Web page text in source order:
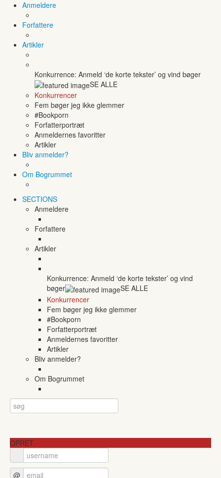
Anmeldere
Forfattere
Artikler
Konkurrence: Anmeld ‘de korte tekster’ og vind bøger
SE ALLE
Konkurrencer
Fem bøger jeg ikke glemmer
#Bookporn
Forfatterportræt
Anmeldernes favoritter
Artikler
Bliv anmelder?
Om Bogrummet
SECTIONS
Anmeldere
Forfattere
Artikler
Konkurrence: Anmeld ‘de korte tekster’ og vind
bøger
SE ALLE
Konkurrencer
Fem bøger jeg ikke glemmer
#Bookporn
Forfatterportræt
Anmeldernes favoritter
Artikler
Bliv anmelder?
Om Bogrummet
OPRET
@